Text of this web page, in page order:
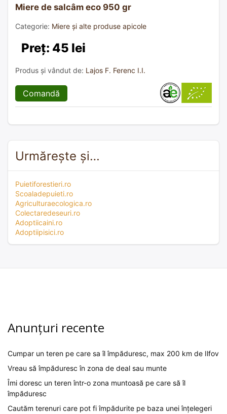
Miere de salcâm eco 950 gr
Categorie: Miere și alte produse apicole
Preț: 45 lei
Produs și vândut de: Lajos F. Ferenc I.I.
Comandă
Urmărește și…
Puietiforestieri.ro
Scoaladepuieti.ro
Agriculturaecologica.ro
Colectaredeseuri.ro
Adoptiicaini.ro
Adoptiipisici.ro
Anunțuri recente
Cumpar un teren pe care sa îl împăduresc, max 200 km de Ilfov
Vreau să împăduresc în zona de deal sau munte
Îmi doresc un teren într-o zona muntoasă pe care să îl
împăduresc
Cautăm terenuri care pot fi împădurite pe baza unei înțelegeri